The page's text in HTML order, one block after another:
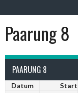
Paarung 8
PAARUNG 8
Datum Start